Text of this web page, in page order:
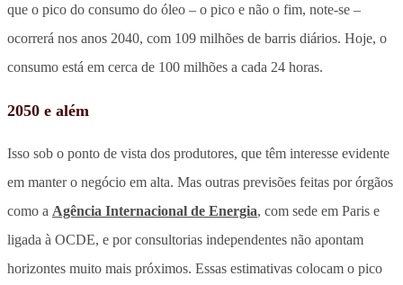
que o pico do consumo do óleo – o pico e não o fim, note-se –
ocorrerá nos anos 2040, com 109 milhões de barris diários. Hoje, o
consumo está em cerca de 100 milhões a cada 24 horas.
2050 e além
Isso sob o ponto de vista dos produtores, que têm interesse evidente
em manter o negócio em alta. Mas outras previsões feitas por órgãos
como a Agência Internacional de Energia, com sede em Paris e
ligada à OCDE, e por consultorias independentes não apontam
horizontes muito mais próximos. Essas estimativas colocam o pico